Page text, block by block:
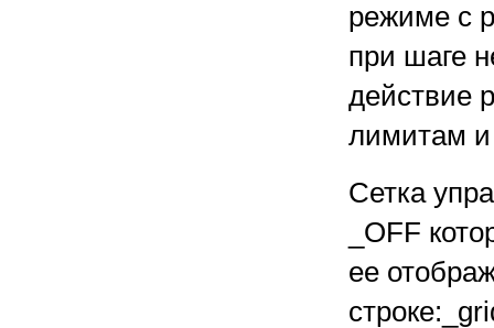
режиме с
при шаге
действие
лимитам и
Сетка
_OFF
ее